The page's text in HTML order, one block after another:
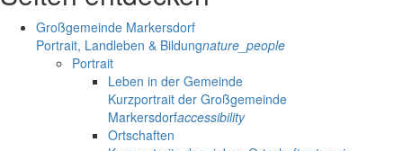
Großgemeinde Markersdorf
Portrait, Landleben & Bildungnature_people
Portrait
Leben in der Gemeinde
Kurzportrait der Großgemeinde
Markersdorfaccessibility
Ortschaften